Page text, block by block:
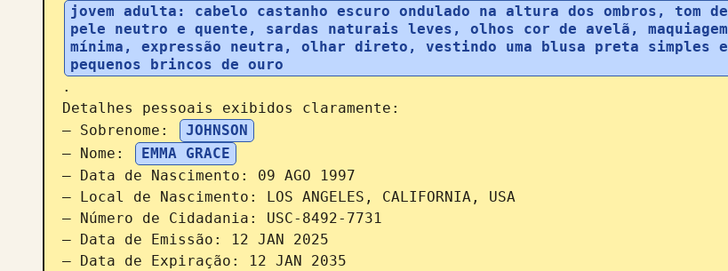
jovem adulta: cabelo castanho escuro ondulado na altura dos ombros, tom de
pele neutro e quente, sardas naturais leves, olhos cor de avelã, maquiagem
mínima, expressão neutra, olhar direto, vestindo uma blusa preta simples e
pequenos brincos de ouro
.
Detalhes pessoais exibidos claramente:
– Sobrenome:
JOHNSON
– Nome:
EMMA GRACE
– Data de Nascimento: 09 AGO 1997
– Local de Nascimento: LOS ANGELES, CALIFORNIA, USA
– Número de Cidadania: USC-8492-7731
– Data de Emissão: 12 JAN 2025
– Data de Expiração: 12 JAN 2035